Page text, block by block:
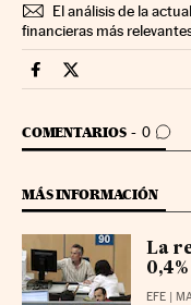
El análisis de la
financieras más
Economia Cinco
Economia
COMENTARIOS 0
IR A LOS
MÁS INFORMACIÓN
La
EFE |